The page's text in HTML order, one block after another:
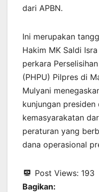
dari APBN.
Ini merupakan
Hakim MK Saldi
perkara
(PHPU) Pilpres di
Mulyani
kunjungan presiden
kemasyarakatan
peraturan yang
dana operasional
Post Views: 193
Bagikan: